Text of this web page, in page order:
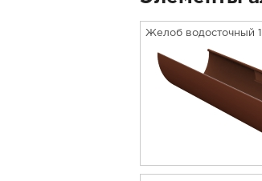
Желоб водосточный